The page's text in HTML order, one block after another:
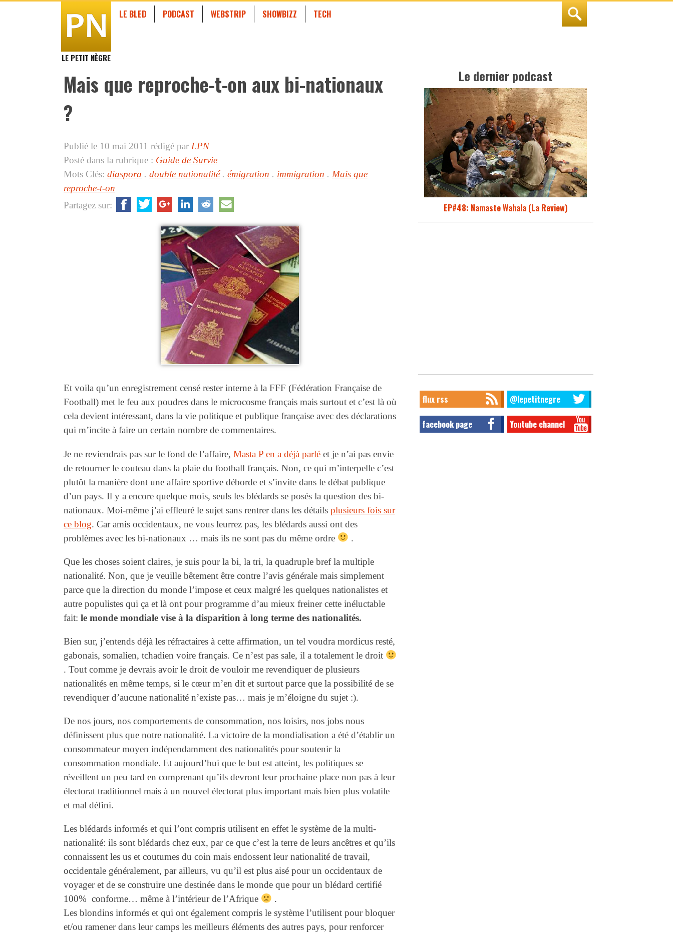
LE PETIT NÈGRE
LE BLED PODCAST WEBSTRIP SHOWBIZZ TECH
Mais que reproche-t-on aux bi-nationaux
?
Publié le 10 mai 2011 rédigé par LPN
Posté dans la rubrique : Guide de Survie
Mots Clés: diaspora . double nationalité. émigration . immigration . Mais que
reproche-t-on
Partagez sur:
Et voila qu’un enregistrement censé rester interne à la FFF (Fédération Française de
Football) met le feu aux poudres dans le microcosme français mais surtout et c’est là où
cela devient intéressant, dans la vie politique et publique française avec des déclarations
qui m’incite à faire un certain nombre de commentaires.
Je ne reviendrais pas sur le fond de l’affaire, Masta P en a déjà parlé et je n’ai pas envie
de retourner le couteau dans la plaie du football français. Non, ce qui m’interpelle c’est
plutôt la manière dont une affaire sportive déborde et s’invite dans le débat publique
d’un pays. Il y a encore quelque mois, seuls les blédards se posés la question des bi-
nationaux. Moi-même j’ai effleuré le sujet sans rentrer dans les détails plusieurs fois sur
ce blog. Car amis occidentaux, ne vous leurrez pas, les blédards aussi ont des
problèmes avec les bi-nationaux … mais ils ne sont pas du même ordre
.
Que les choses soient claires, je suis pour la bi, la tri, la quadruple bref la multiple
nationalité. Non, que je veuille bêtement être contre l’avis générale mais simplement
parce que la direction du monde l’impose et ceux malgré les quelques nationalistes et
autre populistes qui ça et là ont pour programme d’au mieux freiner cette inéluctable
fait: le monde mondiale vise à la disparition à long terme des nationalités.
Bien sur, j’entends déjà les réfractaires à cette affirmation, un tel voudra mordicus resté,
gabonais, somalien, tchadien voire français. Ce n’est pas sale, il a totalement le droit
. Tout comme je devrais avoir le droit de vouloir me revendiquer de plusieurs
nationalités en même temps, si le cœur m’en dit et surtout parce que la possibilité de se
revendiquer d’aucune nationalité n’existe pas… mais je m’éloigne du sujet :).
De nos jours, nos comportements de consommation, nos loisirs, nos jobs nous
définissent plus que notre nationalité. La victoire de la mondialisation a été d’établir un
consommateur moyen indépendamment des nationalités pour soutenir la
consommation mondiale. Et aujourd’hui que le but est atteint, les politiques se
réveillent un peu tard en comprenant qu’ils devront leur prochaine place non pas à leur
électorat traditionnel mais à un nouvel électorat plus important mais bien plus volatile
et mal défini.
Les blédards informés et qui l’ont compris utilisent en effet le système de la multi-
nationalité: ils sont blédards chez eux, par ce que c’est la terre de leurs ancêtres et qu’ils
connaissent les us et coutumes du coin mais endossent leur nationalité de travail,
occidentale généralement, par ailleurs, vu qu’il est plus aisé pour un occidentaux de
voyager et de se construire une destinée dans le monde que pour un blédard certifié
100% conforme… même à l’intérieur de l’Afrique
.
Les blondins informés et qui ont également compris le système l’utilisent pour bloquer
et/ou ramener dans leur camps les meilleurs éléments des autres pays, pour renforcer
Le dernier podcast
EP#48: Namaste Wahala (La Review)
flux rss @lepetitnegre
facebook page Youtube channel